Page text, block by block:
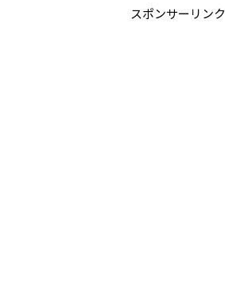
スポンサーリンク